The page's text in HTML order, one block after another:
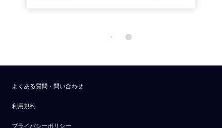
よくある質問・問い合わせ
利用規約
プライバシーポリシー